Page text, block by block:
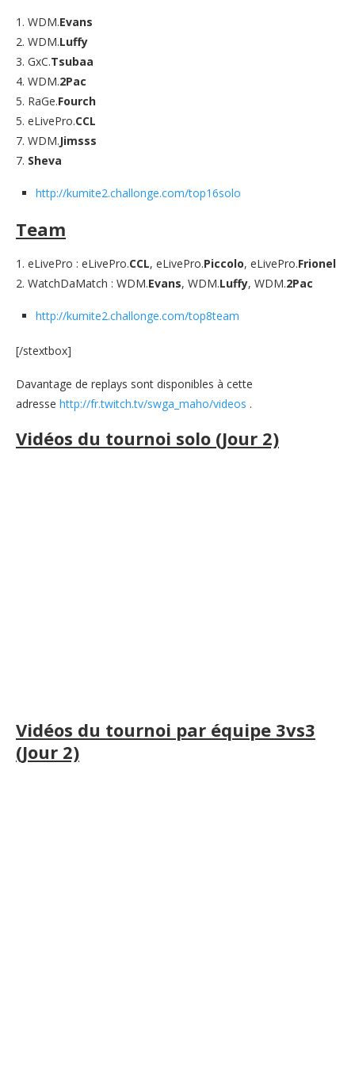
1. WDM.Evans
2. WDM.Luffy
3. GxC.Tsubaa
4. WDM.2Pac
5. RaGe.Fourch
5. eLivePro.CCL
7. WDM.Jimsss
7. Sheva
http://kumite2.challonge.com/top16solo
Team
1. eLivePro : eLivePro.CCL, eLivePro.Piccolo, eLivePro.Frionel
2. WatchDaMatch : WDM.Evans, WDM.Luffy, WDM.2Pac
http://kumite2.challonge.com/top8team
[/stextbox]
Davantage de replays sont disponibles à cette
adresse http://fr.twitch.tv/swga_maho/videos .
Vidéos du tournoi solo (Jour 2)
Vidéos du tournoi par équipe 3vs3
(Jour 2)